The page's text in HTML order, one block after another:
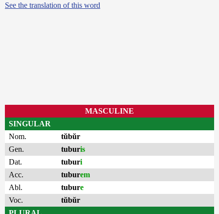
See the translation of this word
MASCULINE
SINGULAR
Nom.
tŭbŭr
Gen.
tuburis
Dat.
tuburi
Acc.
tuburem
Abl.
tubure
Voc.
tŭbŭr